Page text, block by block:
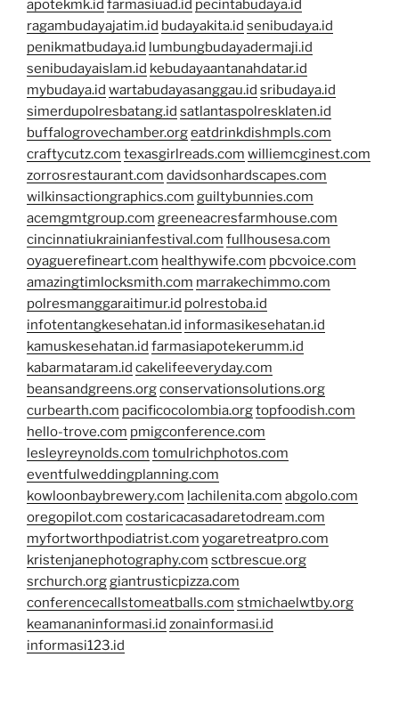
apotekmk.id farmasiuad.id pecintabudaya.id
ragambudayajatim.id budayakita.id senibudaya.id
penikmatbudaya.id lumbungbudayadermaji.id
senibudayaislam.id kebudayaantanahdatar.id
mybudaya.id wartabudayasanggau.id sribudaya.id
simerdupolresbatang.id satlantaspolresklaten.id
buffalogrovechamber.orgeatdrinkdishmpls.com
craftycutz.com texasgirlreads.com williemcginest.com
zorrosrestaurant.com davidsonhardscapes.com
wilkinsactiongraphics.com guiltybunnies.com
acemgmtgroup.com greeneacresfarmhouse.com
cincinnatiukrainianfestival.com fullhousesa.com
oyaguerefineart.com healthywife.com pbcvoice.com
amazingtimlocksmith.com marrakechimmo.com
polresmanggaraitimur.id polrestoba.id
infotentangkesehatan.id informasikesehatan.id
kamuskesehatan.id farmasiapotekerumm.id
kabarmataram.id cakelifeeveryday.com
beansandgreens.orgconservationsolutions.org
curbearth.com pacificocolombia.orgtopfoodish.com
hello-trove.com pmigconference.com
lesleyreynolds.com tomulrichphotos.com
eventfulweddingplanning.com
kowloonbaybrewery.com lachilenita.com abgolo.com
oregopilot.com costaricacasadaretodream.com
myfortworthpodiatrist.com yogaretreatpro.com
kristenjanephotography.com sctbrescue.org
srchurch.orggiantrusticpizza.com
conferencecallstomeatballs.com stmichaelwtby.org
keamananinformasi.id zonainformasi.id
informasi123.id